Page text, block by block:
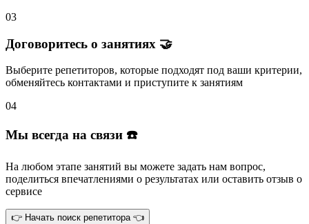
03
Договоритесь о занятиях 🤝
Выберите репетиторов, которые подходят под ваши критерии,
обменяйтесь контактами и приступите к занятиям
04
Мы всегда на связи ☎️
На любом этапе занятий вы можете задать нам вопрос,
поделиться впечатлениями о результатах или оставить отзыв о
сервисе
👉 Начать поиск репетитора 👈